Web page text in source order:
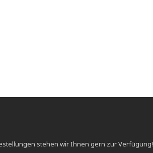
stehen wir Ihnen gern zur Verfügung!